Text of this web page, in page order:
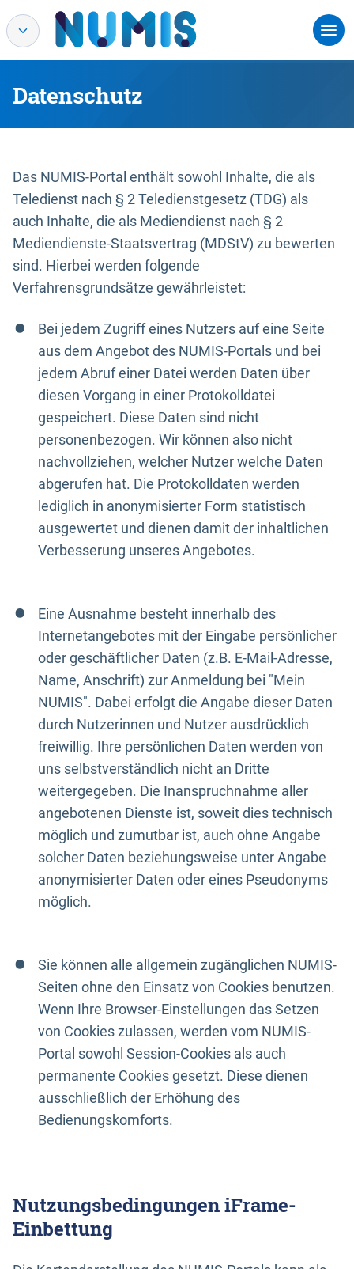
Datenschutz
Das NUMIS-Portal enthält sowohl Inhalte, die als
Teledienst nach § 2 Teledienstgesetz (TDG) als
auch Inhalte, die als Mediendienst nach § 2
Mediendienste-Staatsvertrag (MDStV) zu bewerten
sind. Hierbei werden folgende
Verfahrensgrundsätze gewährleistet:
Bei jedem Zugriff eines Nutzers auf eine Seite
aus dem Angebot des NUMIS-Portals und bei
jedem Abruf einer Datei werden Daten über
diesen Vorgang in einer Protokolldatei
gespeichert. Diese Daten sind nicht
personenbezogen. Wir können also nicht
nachvollziehen, welcher Nutzer welche Daten
abgerufen hat. Die Protokolldaten werden
lediglich in anonymisierter Form statistisch
ausgewertet und dienen damit der inhaltlichen
Verbesserung unseres Angebotes.
Eine Ausnahme besteht innerhalb des
Internetangebotes mit der Eingabe persönlicher
oder geschäftlicher Daten (z.B. E-Mail-Adresse,
Name, Anschrift) zur Anmeldung bei "Mein
NUMIS". Dabei erfolgt die Angabe dieser Daten
durch Nutzerinnen und Nutzer ausdrücklich
freiwillig. Ihre persönlichen Daten werden von
uns selbstverständlich nicht an Dritte
weitergegeben. Die Inanspruchnahme aller
angebotenen Dienste ist, soweit dies technisch
möglich und zumutbar ist, auch ohne Angabe
solcher Daten beziehungsweise unter Angabe
anonymisierter Daten oder eines Pseudonyms
möglich.
Sie können alle allgemein zugänglichen NUMIS-
Seiten ohne den Einsatz von Cookies benutzen.
Wenn Ihre Browser-Einstellungen das Setzen
von Cookies zulassen, werden vom NUMIS-
Portal sowohl Session-Cookies als auch
permanente Cookies gesetzt. Diese dienen
ausschließlich der Erhöhung des
Bedienungskomforts.
Nutzungsbedingungen iFrame-
Einbettung